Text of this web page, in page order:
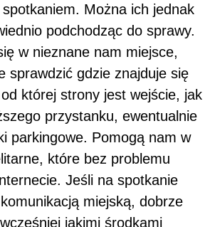
Można ich jednak
podchodząc do sprawy.
w nieznane nam miejsce,
sprawdzić gdzie znajduje się
której strony jest wejście, jak
przystanku, ewentualnie
parkingowe. Pomogą nam w
które bez problemu
Jeśli na spotkanie
miejską, dobrze
jakimi środkami